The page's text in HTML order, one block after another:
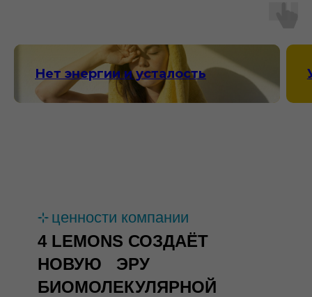
Нет энергии и усталость
ценности компании
4 LEMONS СОЗДАЁТ
НОВУЮ ЭРУ
БИОМОЛЕКУЛЯРНОЙ